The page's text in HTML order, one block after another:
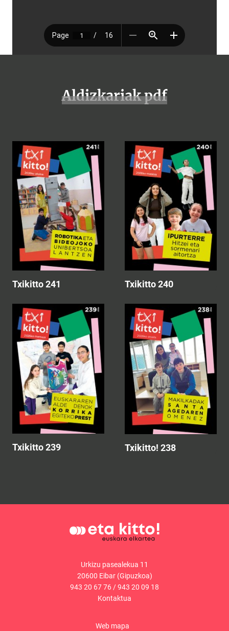
Aldizkariak pdf
Txikitto 241 Txikitto 240
Txikitto 239 Txikitto! 238
Urkizu pasealekua 11
20600 Eibar (Gipuzkoa)
943 20 67 76 /943 20 09 18
Kontaktua
Web mapa